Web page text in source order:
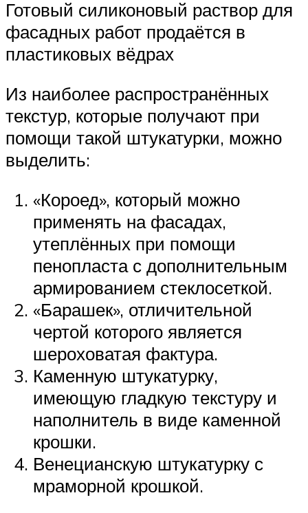
Готовый силиконовый раствор для
фасадных работ продаётся в
пластиковых вёдрах
Из наиболее распространённых
текстур, которые получают при
помощи такой штукатурки, можно
выделить:
«Короед», который можно
применять на фасадах,
утеплённых при помощи
пенопласта с дополнительным
армированием стеклосеткой.
«Барашек», отличительной
чертой которого является
шероховатая фактура.
Каменную штукатурку,
имеющую гладкую текстуру и
наполнитель в виде каменной
крошки.
Венецианскую штукатурку с
мраморной крошкой.